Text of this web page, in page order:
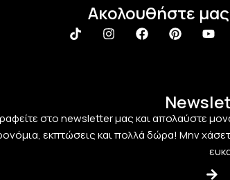
Ακολουθήστε μας
στο newsletter μας και απολαύστε
εκπτώσεις και πολλά δώρα! Μην